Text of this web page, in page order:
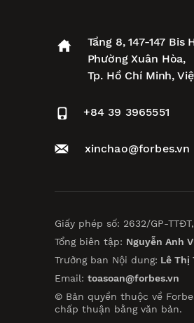
Tầng 8, 147-147 Bis
Phường Xuân Hòa,
Tp. Hồ Chí Minh,
+84 39 3965551
xinchao@forbes.vn
Giấy phép số: 2632/GP-
Tổng biên tập: Nguyễn Anh
Trưởng ban Nội dung: Lê Thị
Email: toasoan@forbes.vn
© Bản quyền thuộc về
chấp thuận bằng văn bản.